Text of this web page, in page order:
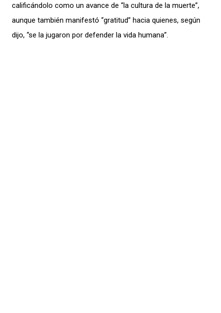
calificándolo como un avance de “la cultura de la muerte”,
aunque también manifestó “gratitud” hacia quienes, según
dijo, “se la jugaron por defender la vida humana”.